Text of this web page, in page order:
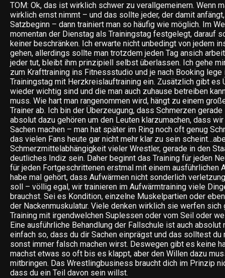
TOM: Ok, das ist wirklich schwer zu verallgemeinern. Wenn
wirklich ernst nimmt – und das sollte jeder, der damit
Satzbeginn – dann trainiert man so häufig wie möglich. Im
momentan der Dienstag als Trainingstag festgelegt, darauf
keiner beschränken. Ich erwarte nicht unbedingt von jedem
gehen, allerdings sollte man trotzdem jeden Tag ansich
jeder tut, bleibt ihm prinzipiell selbst überlassen. Ich gehe
zum Krafttraining ins Fitnessstudio und je nach Booking lege
Trainingstag mit Herzkreislauftraining ein. Zusätzlich gibt es
wieder wichtig sind und die man auch zuhause betreiben
muss. Wie hart man rangenommen wird, hängt zu einem
Trainer ab. Ich bin der Überzeugung, dass Schmerzen
absolut dazu gehören um den Leuten klarzumachen, dass
Sachen machen – man hat später im Ring noch oft genug
das vielen Fans heute gar nicht mehr klar zu sein
Schmerzmittelabhängigkeit vieler Wrestler, gerade in den
deutliches Indiz sein. Daher beginnt das Training für jeden
für jeden Fortgeschrittenen erstmal mit einem ausführlichen
habe mal gehört, dass Aufwärmen nicht sonderlich
soll – völlig egal, wir trainieren im Aufwärmtraining viele
brauchst. Sei es Kondition, einzelne Muskelpartien oder
der Nackenmuskulatur. Viele denken wirklich sie werfen sich
Training mit irgendwelchen Suplessen oder vom Seil oder
Eine ausführliche Behandlung der Fallschule ist auch absolut
einfach so, dass du dir Sachen einprägst und das solltest du
sonst immer falsch machen wirst. Deswegen gibt es keine
machst etwas so oft bis es klappt, aber den Willen dazu
mitbringen. Das Wrestlingbusiness braucht dich im Prinzip
dass du ein Teil davon sein willst.